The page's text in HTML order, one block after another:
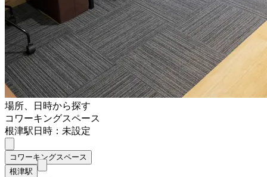
場所、日時から探す
コワーキングスペース
根津駅日時：未設定
コワーキングスペース
根津駅